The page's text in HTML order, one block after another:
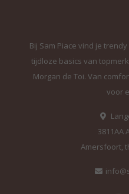
Bij Sam Piace vind je
tijdloze basics van
Morgan de Toi. Van
voor
3811AA
Amersfoort,